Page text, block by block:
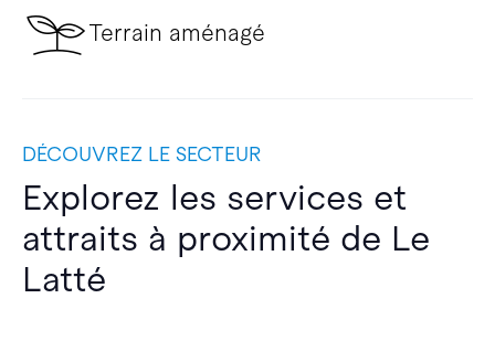
Terrain aménagé
DÉCOUVREZ LE SECTEUR
Explorez les services et
attraits à proximité de Le
Latté